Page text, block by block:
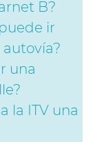
B?
ir
una
la ITV una